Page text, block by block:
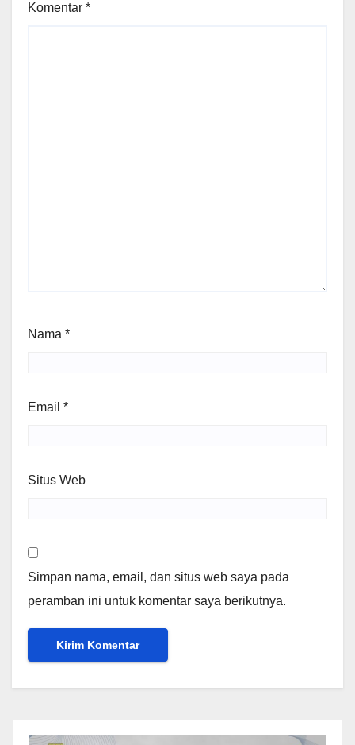
Komentar *
Nama *
Email *
Situs Web
Simpan nama, email, dan situs web saya pada
peramban ini untuk komentar saya berikutnya.